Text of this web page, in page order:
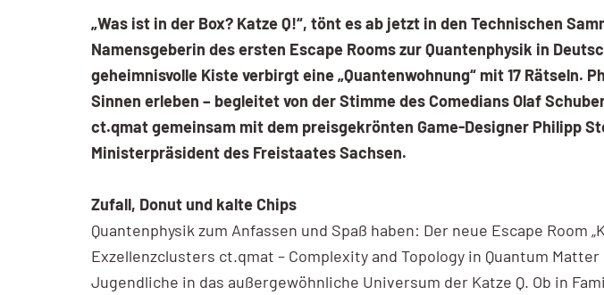
„Was ist in der Box? Katze Q!“, tönt es ab jetzt in den Technischen
Namensgeberin des ersten Escape Rooms zur Quantenphysik in
geheimnisvolle Kiste verbirgt eine „Quantenwohnung“ mit 17 Rätseln.
Sinnen erleben – begleitet von der Stimme des Comedians Olaf
ct.qmat gemeinsam mit dem preisgekrönten Game-Designer Philipp
Ministerpräsident des Freistaates Sachsen.
Zufall, Donut und kalte Chips
Quantenphysik zum Anfassen und Spaß haben: Der neue Escape Room
Exzellenzclusters ct.qmat – Complexity and Topology in Quantum
Jugendliche in das außergewöhnliche Universum der Katze Q. Ob in